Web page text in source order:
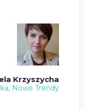
Krzyszycha
Nowe Trendy